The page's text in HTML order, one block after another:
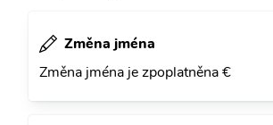
Změna jména
Změna jména je zpoplatněna €